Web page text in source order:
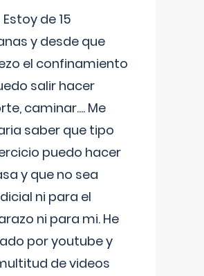
de 15
y desde que
el confinamiento
salir hacer
caminar.... Me
saber que tipo
puedo hacer
y que no sea
ni para el
ni para mi. He
por youtube y
de videos